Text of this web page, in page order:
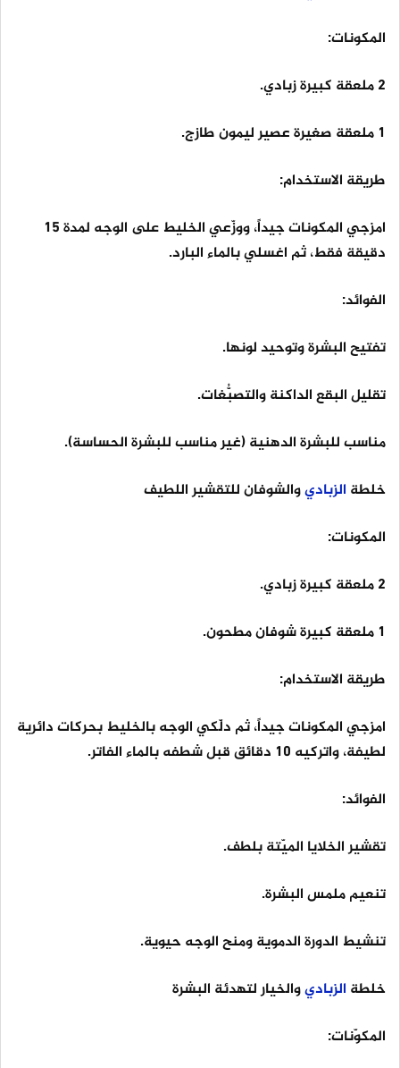
المكونات:
2 ملعقة كبيرة زبادي.
1 ملعقة صغيرة عصير ليمون طازج.
طريقة الاستخدام:
امزجي المكونات جيداً، ووزّعي الخليط على الوجه لمدة 15
دقيقة فقط، ثم اغسلي بالماء البارد.
الفوائد:
تفتيح البشرة وتوحيد لونها.
تقليل البقع الداكنة والتصبُّغات.
مناسب للبشرة الدهنية (غير مناسب للبشرة الحساسة).
خلطة الزباديوالشوفان للتقشير اللطيف
المكونات:
2 ملعقة كبيرة زبادي.
1 ملعقة كبيرة شوفان مطحون.
طريقة الاستخدام:
امزجي المكونات جيداً، ثم دلّكي الوجه بالخليط بحركات دائرية
لطيفة، واتركيه 10 دقائق قبل شطفه بالماء الفاتر.
الفوائد:
تقشير الخلايا الميّتة بلطف.
تنعيم ملمس البشرة.
تنشيط الدورة الدموية ومنح الوجه حيوية.
خلطة الزباديوالخيار لتهدئة البشرة
المكوّنات: